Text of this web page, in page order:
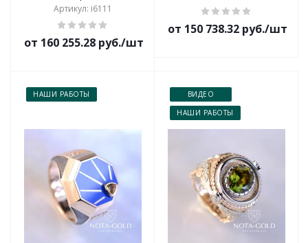
Артикул: i6111
от 160 255.28 руб./шт
от 150 738.32 руб./шт
НАШИ РАБОТЫ
ВИДЕО
НАШИ РАБОТЫ